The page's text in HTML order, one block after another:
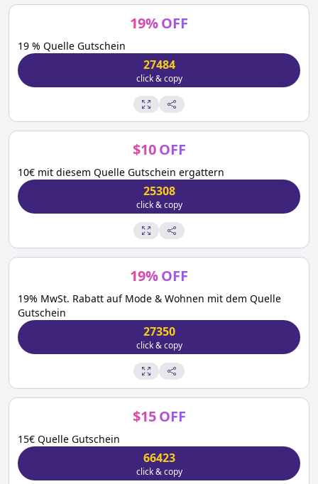
19%OFF
19 % Quelle Gutschein
27484
click & copy
$10 OFF
10€ mit diesem Quelle Gutschein ergattern
25308
click & copy
19%OFF
19% MwSt. Rabatt auf Mode & Wohnen mit dem Quelle
Gutschein
27350
click & copy
$15 OFF
15€ Quelle Gutschein
66423
click & copy